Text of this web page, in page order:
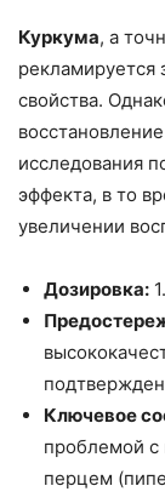
Куркума, а
рекламируется
свойства.
исследования
эффекта, в то
увеличении
Дозировка:
Ключевое
проблемой с
перцем